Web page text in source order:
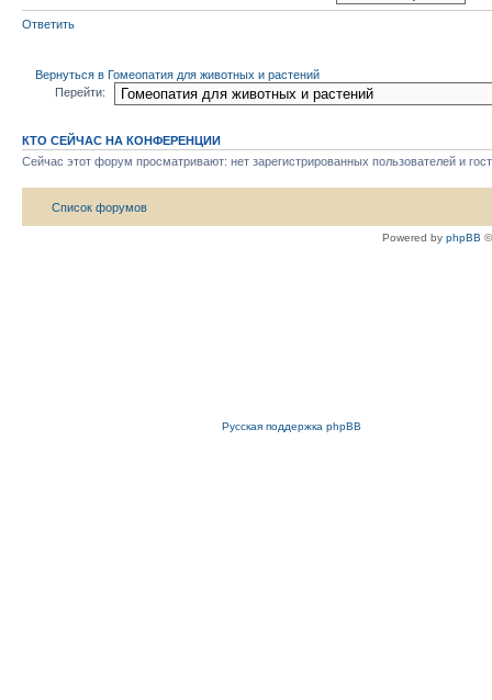
Ответить
Вернуться в Гомеопатия для животных и растений
Перейти:
КТО СЕЙЧАС НА КОНФЕРЕНЦИИ
Сейчас этот форум просматривают: нет зарегистрированных пользователей и
Список форумов
Powered by phpBB
Русская поддержка phpBB